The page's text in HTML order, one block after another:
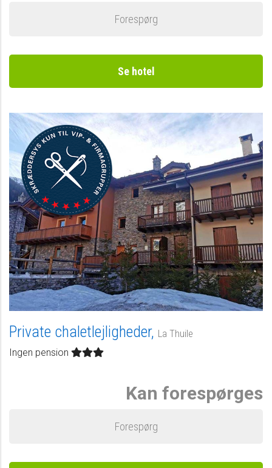
Forespørg
Se hotel
Private chaletlejligheder, La Thuile
Ingen pension
Kan forespørges
Forespørg